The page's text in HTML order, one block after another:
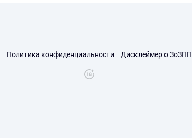
Политика конфиденциальности Дисклеймер о ЗоЗПП